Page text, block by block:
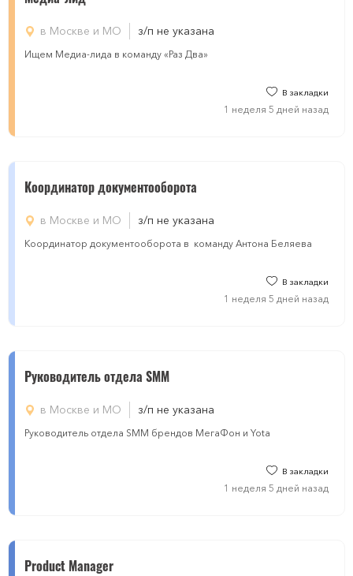
в Москве и МО з/п не указана
Ищем Медиа-лида в команду «Раз Два»
В закладки
1 неделя 5 дней назад
Координатор документооборота
в Москве и МО з/п не указана
Координатор документооборота в команду Антона Беляева
В закладки
1 неделя 5 дней назад
Руководитель отдела SMM
в Москве и МО з/п не указана
Руководитель отдела SMM брендов МегаФон и Yota
В закладки
1 неделя 5 дней назад
Product Manager